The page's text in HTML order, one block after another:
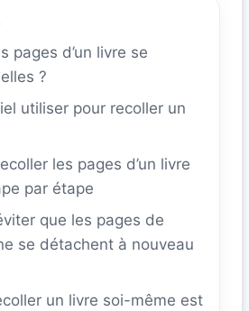
pages d’un livre se
?
utiliser pour recoller un
les pages d’un livre
par étape
que les pages de
se détachent à nouveau
un livre soi-même est